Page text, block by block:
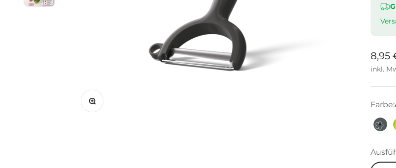
Bild vergrößern
8,95
inkl.
Farbe: